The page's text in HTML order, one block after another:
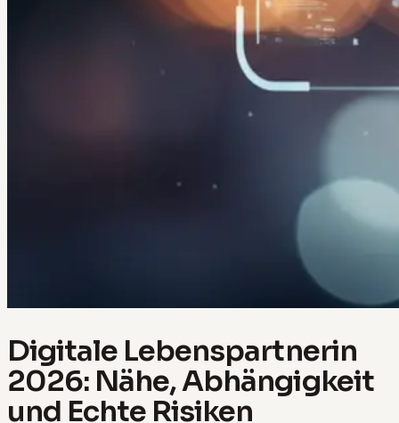
Digitale Lebenspartnerin
2026: Nähe, Abhängigkeit
und Echte Risiken